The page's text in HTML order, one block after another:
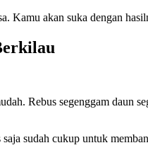
Kamu akan suka dengan
Rebus segenggam daun
sudah cukup untuk